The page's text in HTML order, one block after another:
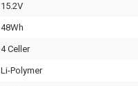
15.2V
48Wh
4 Celler
Li-Polymer